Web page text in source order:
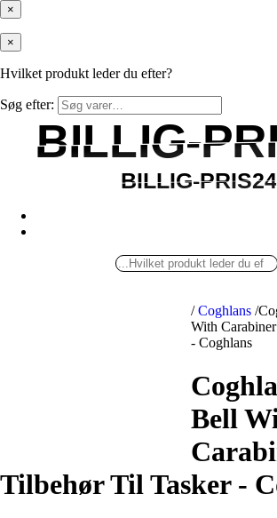
×
×
Hvilket produkt leder du efter?
Søg efter:
BILLIG-
BILLIG-
BILLIG-PRIS24
BILLIG-PRIS24
/ Coghlans /
With
- Coghlans
Bell
Tilbehør Til Tasker -